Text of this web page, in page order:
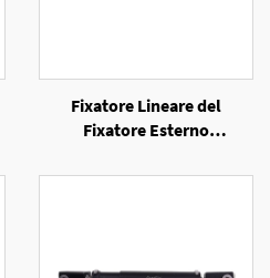
Fixatore Lineare del
Fixatore Esterno